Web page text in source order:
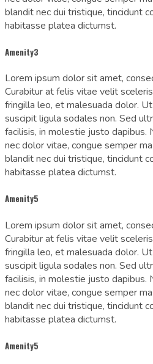
blandit nec dui tristique, tincidunt
habitasse platea dictumst.
Amenity3
Lorem ipsum dolor sit amet,
Curabitur at felis vitae velit
fringilla leo, et malesuada dolor.
suscipit ligula sodales non. Sed
facilisis, in molestie justo dapibus.
nec dolor vitae, congue semper
blandit nec dui tristique, tincidunt
habitasse platea dictumst.
Amenity5
Lorem ipsum dolor sit amet,
Curabitur at felis vitae velit
fringilla leo, et malesuada dolor.
suscipit ligula sodales non. Sed
facilisis, in molestie justo dapibus.
nec dolor vitae, congue semper
blandit nec dui tristique, tincidunt
habitasse platea dictumst.
Amenity5